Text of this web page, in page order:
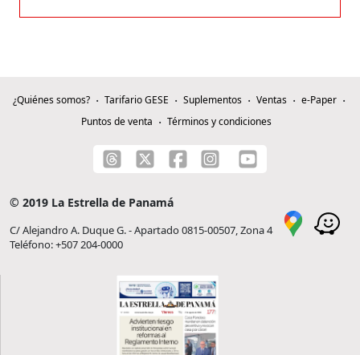
¿Quiénes somos? Tarifario GESE Suplementos Ventas
e-Paper
Puntos de venta
Términos y condiciones
© 2019 La Estrella de Panamá
C/ Alejandro A. Duque G. - Apartado 0815-00507, Zona 4
Teléfono: +507 204-0000